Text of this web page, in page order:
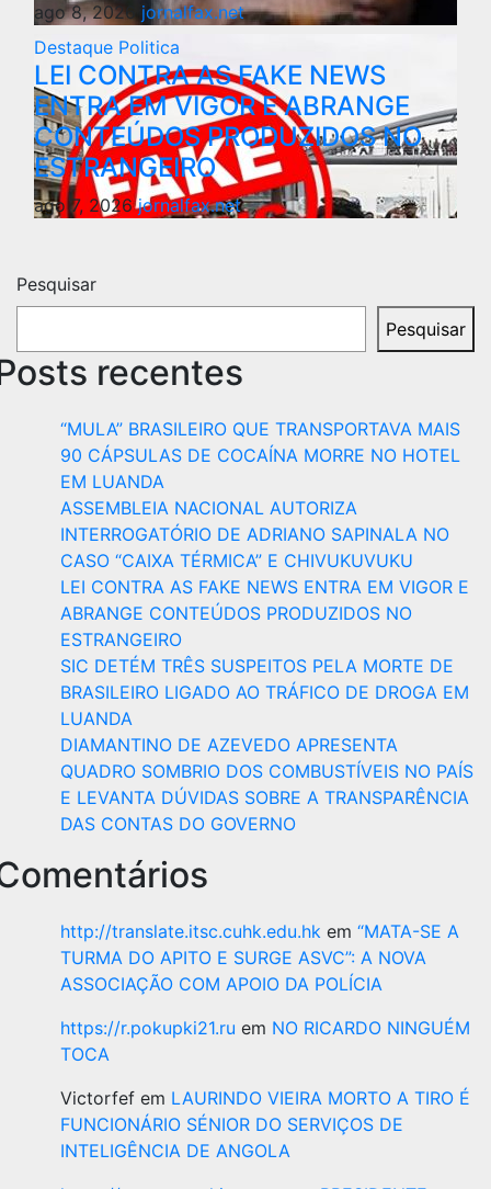
ago 8, 2026 jornalfax.net
Destaque Politica
LEI CONTRA AS FAKE NEWS
ENTRA EM VIGOR E ABRANGE
CONTEÚDOS PRODUZIDOS NO
ESTRANGEIRO
ago 7, 2026jornalfax.net
Pesquisar
Pesquisar
recentes
“MULA” BRASILEIRO QUE TRANSPORTAVA MAIS
90 CÁPSULAS DE COCAÍNA MORRE NO HOTEL
EM LUANDA
ASSEMBLEIA NACIONAL AUTORIZA
INTERROGATÓRIO DE ADRIANO SAPINALA NO
CASO “CAIXA TÉRMICA” E CHIVUKUVUKU
LEI CONTRA AS FAKE NEWS ENTRA EM VIGOR E
ABRANGE CONTEÚDOS PRODUZIDOS NO
ESTRANGEIRO
SIC DETÉM TRÊS SUSPEITOS PELA MORTE DE
BRASILEIRO LIGADO AO TRÁFICO DE DROGA EM
LUANDA
DIAMANTINO DE AZEVEDO APRESENTA
QUADRO SOMBRIO DOS COMBUSTÍVEIS NO PAÍS
E LEVANTA DÚVIDAS SOBRE A TRANSPARÊNCIA
DAS CONTAS DO GOVERNO
http://translate.itsc.cuhk.edu.hk em “MATA-SE A
TURMA DO APITO E SURGE ASVC”: A NOVA
ASSOCIAÇÃO COM APOIO DA POLÍCIA
https://r.pokupki21.ru em NO RICARDO NINGUÉM
TOCA
Victorfef em LAURINDO VIEIRA MORTO A TIRO É
FUNCIONÁRIO SÉNIOR DO SERVIÇOS DE
INTELIGÊNCIA DE ANGOLA